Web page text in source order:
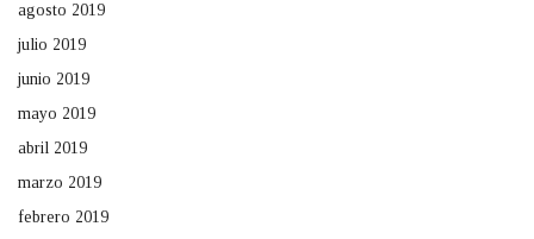
agosto 2019
julio 2019
junio 2019
mayo 2019
abril 2019
marzo 2019
febrero 2019